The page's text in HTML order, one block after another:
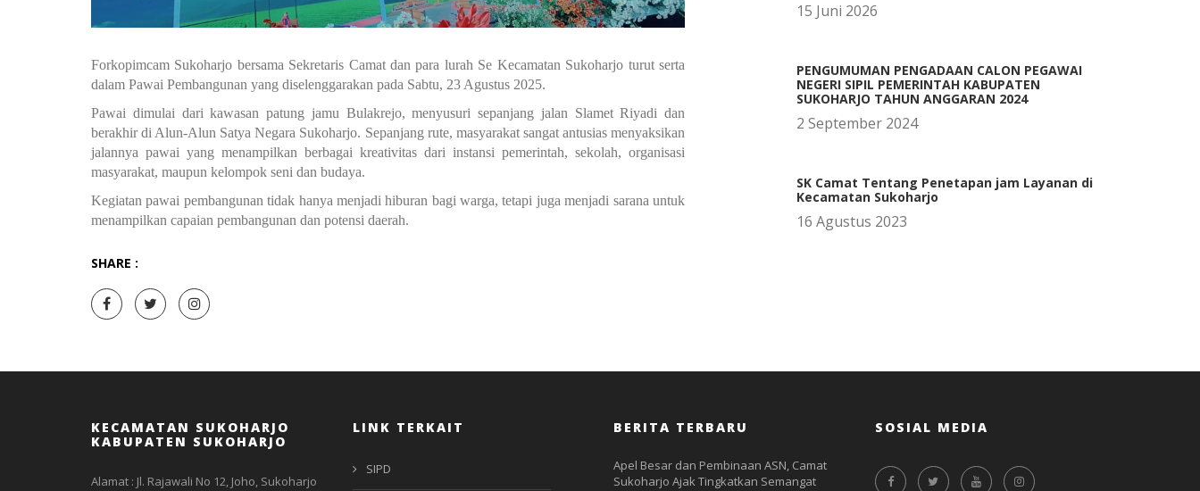
Forkopimcam Sukoharjo bersama Sekretaris Camat dan para lurah Se Kecamatan Sukoharjo turut serta
dalam Pawai Pembangunan yang diselenggarakan pada Sabtu, 23 Agustus 2025.
Pawai dimulai dari kawasan patung jamu Bulakrejo, menyusuri sepanjang jalan Slamet Riyadi dan
berakhir di Alun-Alun Satya Negara Sukoharjo. Sepanjang rute, masyarakat sangat antusias menyaksikan
jalannya pawai yang menampilkan berbagai kreativitas dari instansi pemerintah, sekolah, organisasi
masyarakat, maupun kelompok seni dan budaya.
Kegiatan pawai pembangunan tidak hanya menjadi hiburan bagi warga, tetapi juga menjadi sarana untuk
menampilkan capaian pembangunan dan potensi daerah.
SHARE :
15 Juni 2026
PENGUMUMAN PENGADAAN CALON PEGAWAI
NEGERI SIPIL PEMERINTAH KABUPATEN
SUKOHARJO TAHUN ANGGARAN 2024
2 September 2024
SK Camat Tentang Penetapan jam Layanan di
Kecamatan Sukoharjo
16 Agustus 2023
KECAMATAN SUKOHARJO
KABUPATEN SUKOHARJO
Alamat : Jl. Rajawali No 12, Joho, Sukoharjo
LINK TERKAIT
SIPD
BERITA TERBARU
Apel Besar dan Pembinaan ASN, Camat
Sukoharjo Ajak Tingkatkan Semangat
SOSIAL MEDIA